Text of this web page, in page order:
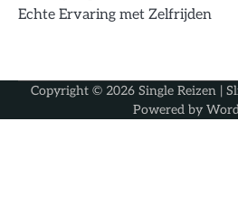
Echte Ervaring met Zelfrijden
Copyright © 2026 Single Reizen |
Powered by